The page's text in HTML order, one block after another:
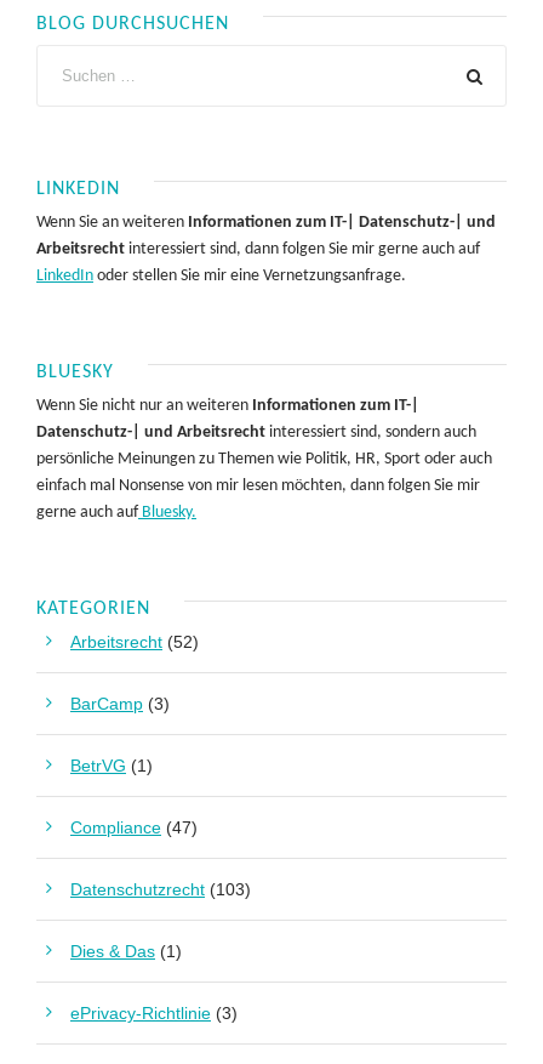
BLOG DURCHSUCHEN
LINKEDIN
Wenn Sie an weiteren Informationen zum IT-| Datenschutz-| und
Arbeitsrecht interessiert sind, dann folgen Sie mir gerne auch auf
LinkedIn oder stellen Sie mir eine Vernetzungsanfrage.
BLUESKY
Wenn Sie nicht nur an weiteren Informationen zum IT-|
Datenschutz-| und Arbeitsrecht interessiert sind, sondern auch
persönliche Meinungen zu Themen wie Politik, HR, Sport oder auch
einfach mal Nonsense von mir lesen möchten, dann folgen Sie mir
gerne auch aufBluesky.
KATEGORIEN
Arbeitsrecht (52)
BarCamp (3)
BetrVG (1)
Compliance (47)
Datenschutzrecht (103)
Dies & Das (1)
ePrivacy-Richtlinie (3)